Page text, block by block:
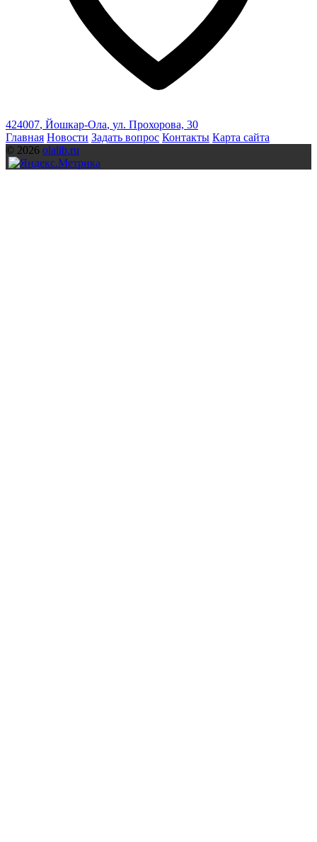
424007, Йошкар-Ола, ул. Прохорова, 30
Главная Новости Задать вопрос Контакты Карта сайта
© 2026 olalib.ru